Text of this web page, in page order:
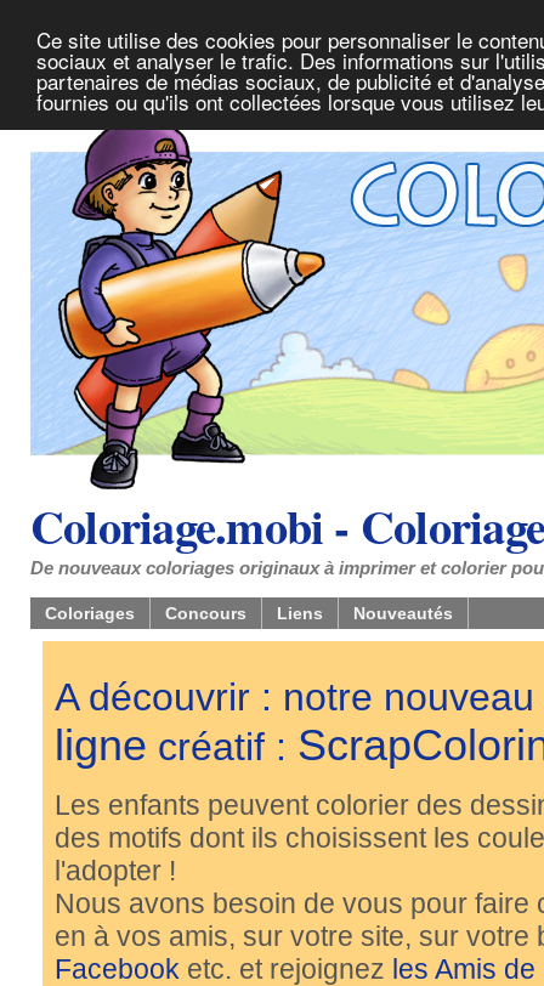
Ce site utilise des cookies pour personnaliser le
sociaux et analyser le trafic. Des informations sur
partenaires de médias sociaux, de publicité et
fournies ou qu'ils ont collectées lorsque vous utilisez
Coloriage.mobi -
De nouveaux coloriages originaux à imprimer et colorier
Coloriages Concours Liens Nouveautés
A découvrir : notre
ligne créatif :
Les enfants peuvent colorier des
des motifs dont ils choisissent les
l'adopter !
Nous avons besoin de vous pour
en à vos amis, sur votre site, sur
Facebook etc. et rejoignez les Amis